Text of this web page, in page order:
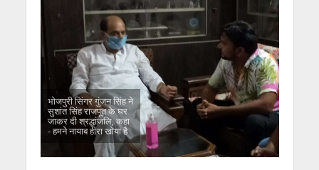
भोजपुरी सिंगर गुंजन सिंह ने
सुशांत सिंह राजपूत के घर
जाकर दी श्रद्धांजलि, कहा
- हमने नायाब हीरा खोया है